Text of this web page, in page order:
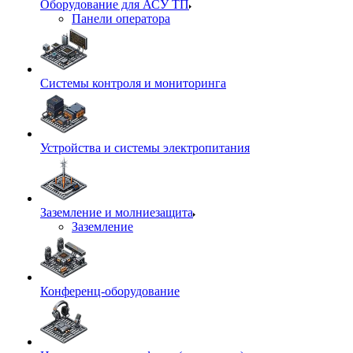
Оборудование для АСУ ТП
Панели оператора
Системы контроля и мониторинга
Устройства и системы электропитания
Заземление и молниезащита
Заземление
Конференц-оборудование